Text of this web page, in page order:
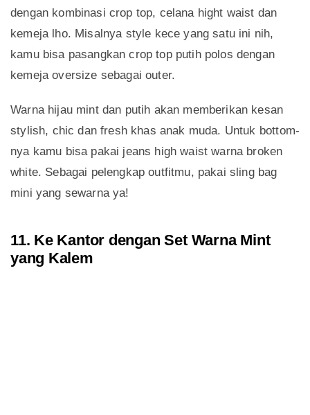
dengan kombinasi crop top, celana hight waist dan
kemeja lho. Misalnya style kece yang satu ini nih,
kamu bisa pasangkan crop top putih polos dengan
kemeja oversize sebagai outer.
Warna hijau mint dan putih akan memberikan kesan
stylish, chic dan fresh khas anak muda. Untuk bottom-
nya kamu bisa pakai jeans high waist warna broken
white. Sebagai pelengkap outfitmu, pakai sling bag
mini yang sewarna ya!
11. Ke Kantor dengan Set Warna Mint
yang Kalem